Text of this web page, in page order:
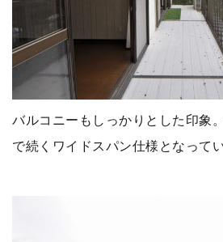
バルコニーもしっかりとした印象
で続くワイドスパン仕様となってい